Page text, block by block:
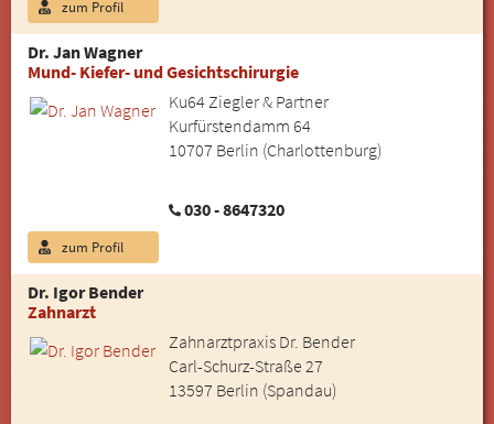
zum Profil
Dr. Jan Wagner
Mund- Kiefer- und Gesichtschirurgie
Ku64 Ziegler & Partner
Kurfürstendamm 64
10707 Berlin (Charlottenburg)
030 - 8647320
zum Profil
Dr. Igor Bender
Zahnarzt
Zahnarztpraxis Dr. Bender
Carl-Schurz-Straße 27
13597 Berlin (Spandau)